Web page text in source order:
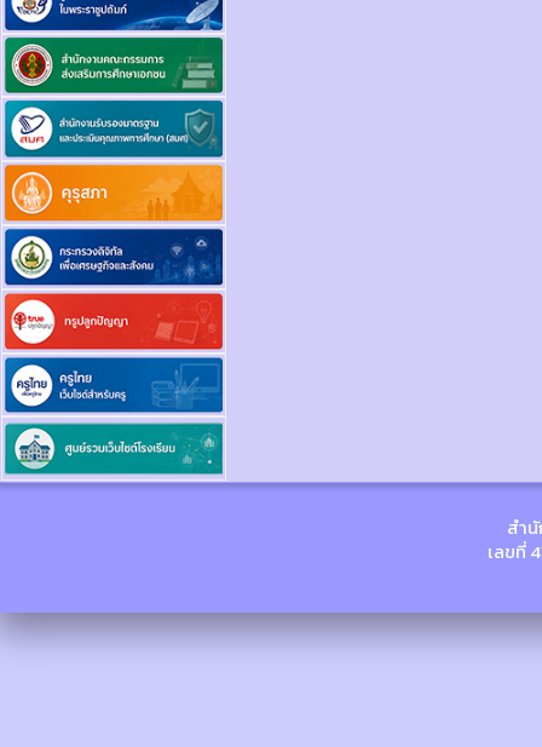
สำ
เลขที่